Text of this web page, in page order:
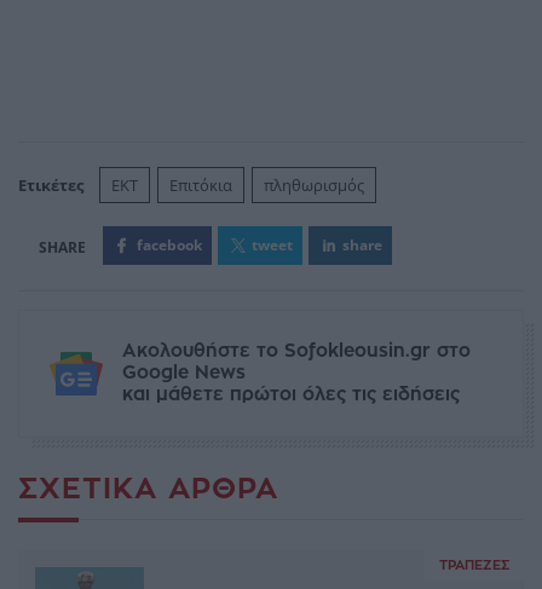
Ετικέτες EKT Επιτόκια πληθωρισμός
facebook tweet share
Ακολουθήστε το Sofokleousin.gr στο
Google News
και μάθετε πρώτοι όλες τις ειδήσεις
ΣΧΕΤΙΚΆ ΆΡΘΡΑ
ΤΡΆΠΕΖΕΣ